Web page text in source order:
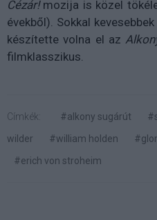
Cézár!mozija is közel
évekből). Sokkal
készítette volna el az
filmklasszikus.
Címkék: #alkony sugárút
wilder
#william holden
#erich von stroheim